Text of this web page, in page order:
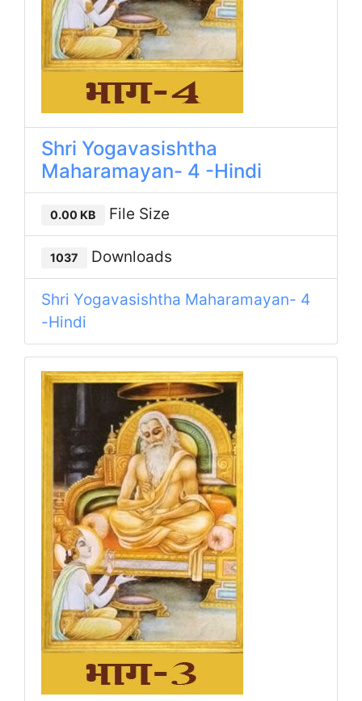
Shri Yogavasishtha
Maharamayan- 4 -Hindi
0.00 KB File Size
1037 Downloads
Shri Yogavasishtha Maharamayan- 4
-Hindi